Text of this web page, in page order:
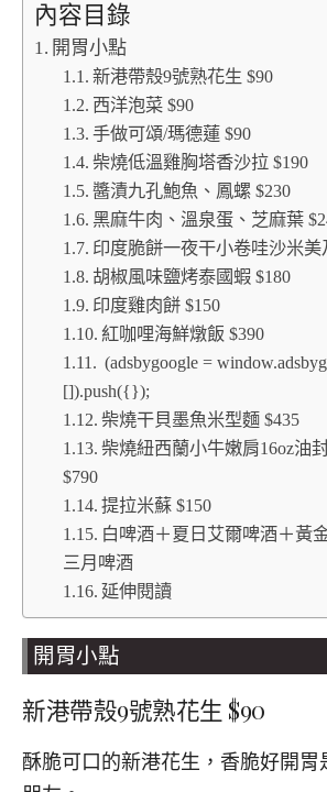
內容目錄
開胃小點
新港帶殼9號熟花生 $90
西洋泡菜 $90
手做可頌/瑪德蓮 $90
柴燒低溫雞胸塔香沙拉 $190
醬漬九孔鮑魚、鳳螺 $230
黑麻牛肉、溫泉蛋、芝麻葉
印度脆餅一夜干小卷哇沙米美
胡椒風味鹽烤泰國蝦 $180
印度雞肉餅 $150
紅咖哩海鮮燉飯 $390
(adsbygoogle =
[]).push({});
柴燒干貝墨魚米型麵 $435
柴燒紐西蘭小牛嫩肩16oz油
$790
提拉米蘇 $150
白啤酒＋夏日艾爾啤酒＋黃
三月啤酒
延伸閱讀
開胃小點
新港帶殼9號熟花生 $90
酥脆可口的新港花生， 香脆好開胃